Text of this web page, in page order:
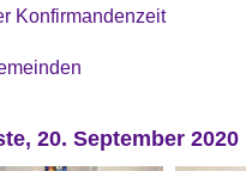
Konfirmandenzeit
20. September 2020